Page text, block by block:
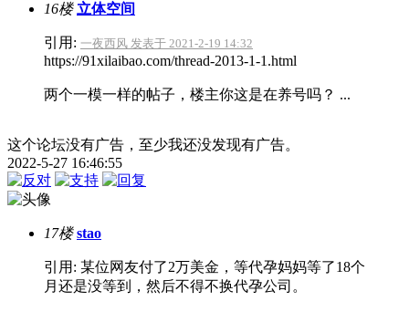
16楼 立体空间
引用: 一夜西风 发表于 2021-2-19 14:32
https://91xilaibao.com/thread-2013-1-1.html
两个一模一样的帖子，楼主你这是在养号吗？ ...
这个论坛没有广告，至少我还没发现有广告。
2022-5-27 16:46:55
17楼 stao
引用: 某位网友付了2万美金，等代孕妈妈等了18个
月还是没等到，然后不得不换代孕公司。